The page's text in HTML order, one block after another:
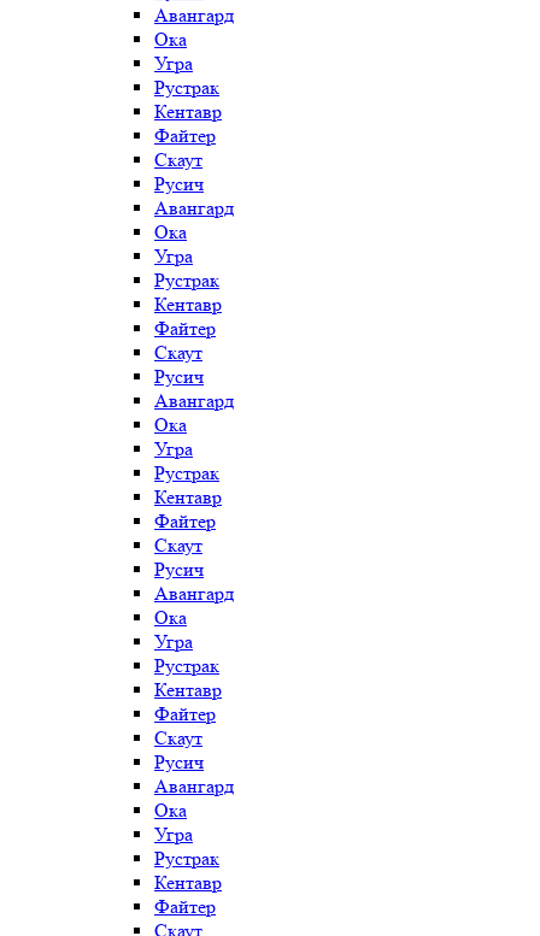
Авангард
Ока
Угра
Рустрак
Кентавр
Файтер
Скаут
Русич
Авангард
Ока
Угра
Рустрак
Кентавр
Файтер
Скаут
Русич
Авангард
Ока
Угра
Рустрак
Кентавр
Файтер
Скаут
Русич
Авангард
Ока
Угра
Рустрак
Кентавр
Файтер
Скаут
Русич
Авангард
Ока
Угра
Рустрак
Кентавр
Файтер
Скаут